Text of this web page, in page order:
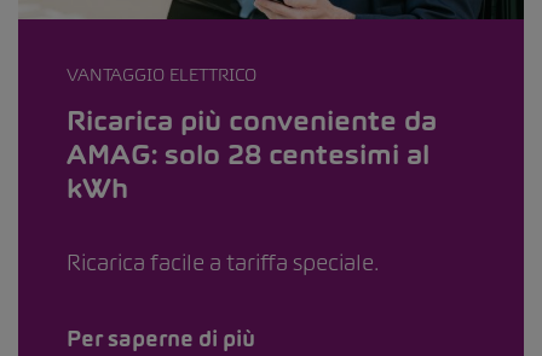
VANTAGGIO ELETTRICO
Ricarica più conveniente da
AMAG: solo 28 centesimi al
kWh
Ricarica facile a tariffa speciale.
Per saperne di più